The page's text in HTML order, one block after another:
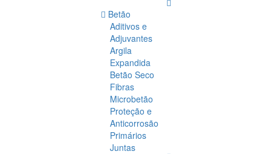
Betão
Aditivos e
Adjuvantes
Argila
Expandida
Betão Seco
Fibras
Microbetão
Proteção e
Anticorrosão
Primários
Juntas